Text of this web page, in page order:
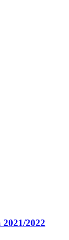
2021/2022